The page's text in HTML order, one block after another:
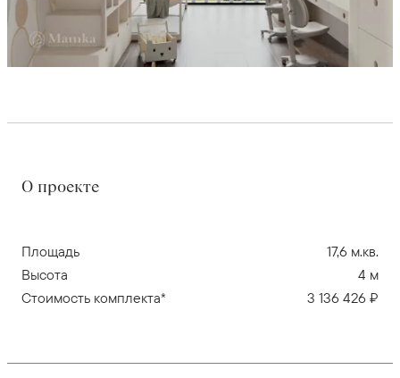
О проекте
Площадь
17,6 м.кв.
Высота
4 м
Стоимость комплекта*
3 136 426 ₽